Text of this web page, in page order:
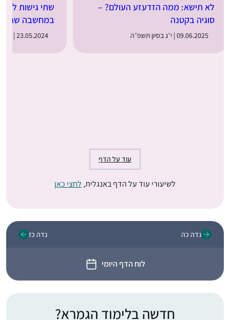
לא תישא: ממה הזדעזע העולם? –
סוגיה בקטנה
09.06.2025 | י״ג בסיון תשפ״ה
שתי גישות
במחשבה שניה
23.05.2024 | ט״ו באייר תשפ״ד
עוד על הדף
לשיעורי עוד על הדף באנגלית, לחצי כאן
נדה כה
לוח הדף היומי
נדה כז
חדשה בלימוד הגמרא?